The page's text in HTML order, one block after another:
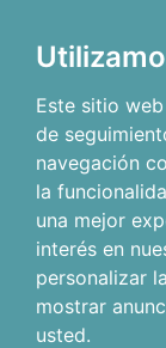
Este sitio
de
navegación
la
una mejor
interés en
personalizar
mostrar
usted.